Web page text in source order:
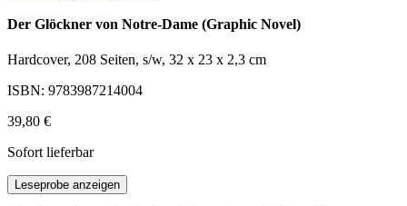
Der Glöckner von Notre-Dame (Graphic Novel)
Hardcover, 208 Seiten, s/w, 32 x 23 x 2,3 cm
ISBN: 9783987214004
39,80 €
Sofort lieferbar
Leseprobe anzeigen